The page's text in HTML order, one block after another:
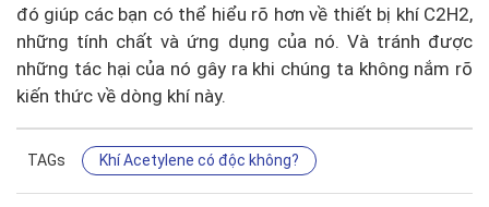
đó giúp các bạn có thể hiểu rõ hơn về thiết bị khí C2H2,
những tính chất và ứng dụng của nó. Và tránh được
những tác hại của nó gây ra khi chúng ta không nắm rõ
kiến thức về dòng khí này.
TAGs Khí Acetylene có độc không?